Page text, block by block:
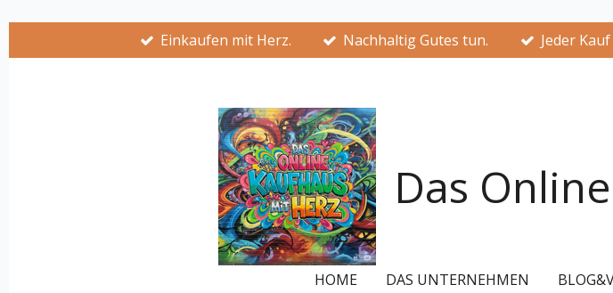
springen
Einkaufen mit Herz. Nachhaltig Gutes tun. Jeder
Das
HOME DAS UNTERNEHMEN